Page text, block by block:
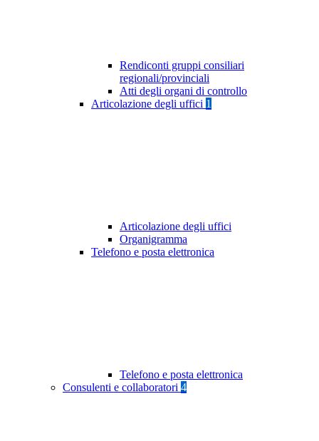
Rendiconti gruppi consiliari
regionali/provinciali
Atti degli organi di controllo
Articolazione degli uffici 1
Articolazione degli uffici
Organigramma
Telefono e posta elettronica
Telefono e posta elettronica
Consulenti e collaboratori 4